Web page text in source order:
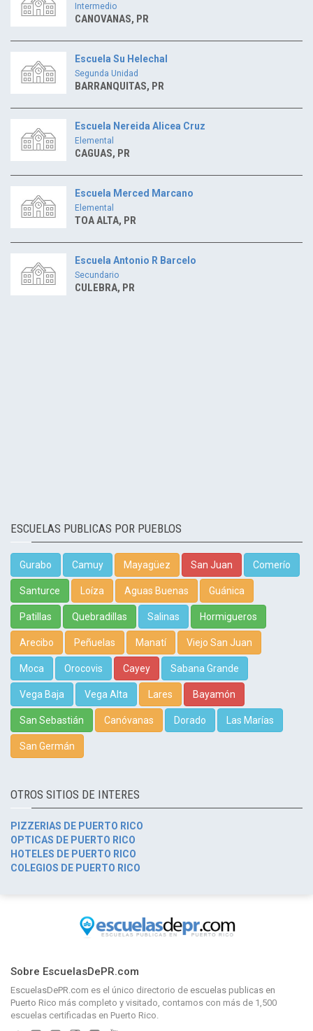
Intermedio
CANOVANAS, PR
Escuela Su Helechal
Segunda Unidad
BARRANQUITAS, PR
Escuela Nereida Alicea Cruz
Elemental
CAGUAS, PR
Escuela Merced Marcano
Elemental
TOA ALTA, PR
Escuela Antonio R Barcelo
Secundario
CULEBRA, PR
ESCUELAS PUBLICAS POR PUEBLOS
Gurabo Camuy Mayagüez San Juan Comerío
Santurce Loíza Aguas Buenas Guánica
Patillas Quebradillas Salinas Hormigueros
Arecibo Peñuelas Manatí Viejo San Juan
Moca Orocovis Cayey Sabana Grande
Vega Baja Vega Alta Lares Bayamón
San Sebastián Canóvanas Dorado Las Marías
San Germán
OTROS SITIOS DE INTERES
PIZZERIAS DE PUERTO RICO
OPTICAS DE PUERTO RICO
HOTELES DE PUERTO RICO
COLEGIOS DE PUERTO RICO
Sobre EscuelasDePR.com
EscuelasDePR.com es el único directorio de escuelas publicas en
Puerto Rico más completo y visitado, contamos con más de 1,500
escuelas certificadas en Puerto Rico.